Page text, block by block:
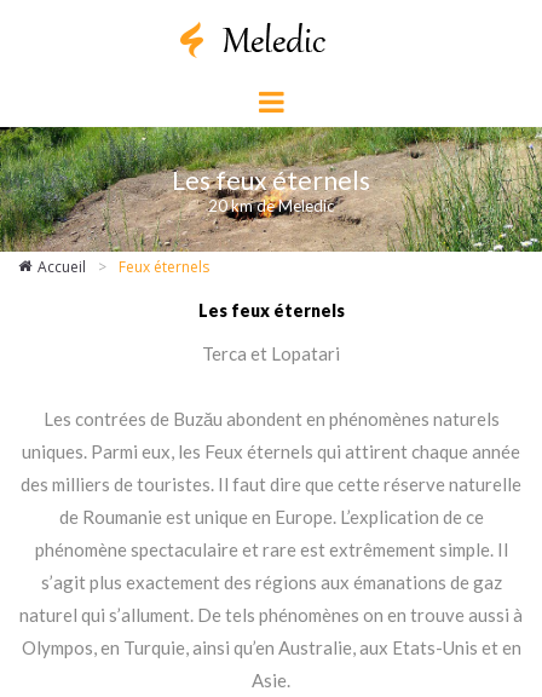
Les feux éternels
20 km de Meledic
Accueil > Feux éternels
Les feux éternels
Terca et Lopatari
Les contrées de Buzău abondent en phénomènes naturels
uniques. Parmi eux, les Feux éternels qui attirent chaque année
des milliers de touristes. Il faut dire que cette réserve naturelle
de Roumanie est unique en Europe. L’explication de ce
phénomène spectaculaire et rare est extrêmement simple. Il
s’agit plus exactement des régions aux émanations de gaz
naturel qui s’allument. De tels phénomènes on en trouve aussi à
Olympos, en Turquie, ainsi qu’en Australie, aux Etats-Unis et en
Asie.